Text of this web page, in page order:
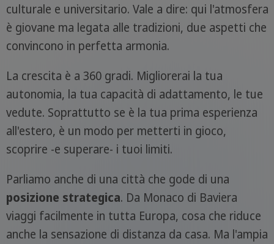
culturale e universitario. Vale a dire: qui l'atmosfera
è giovane ma legata alle tradizioni, due aspetti che
convincono in perfetta armonia.
La crescita è a 360 gradi. Migliorerai la tua
autonomia, la tua capacità di adattamento, le tue
vedute. Soprattutto se è la tua prima esperienza
all'estero, è un modo per metterti in gioco,
scoprire -e superare- i tuoi limiti.
Parliamo anche di una città che gode di una
posizione strategica. Da Monaco di Baviera
viaggi facilmente in tutta Europa, cosa che riduce
anche la sensazione di distanza da casa. Ma l'ampia